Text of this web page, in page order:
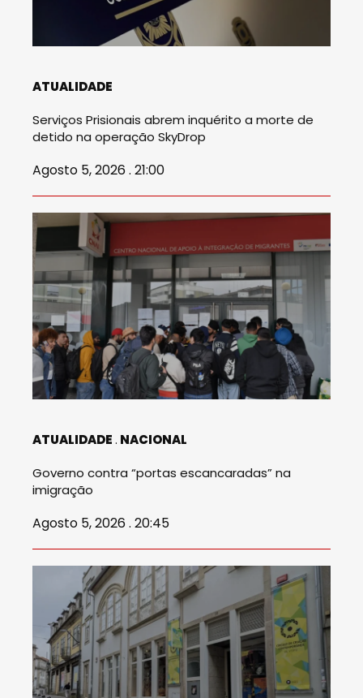
ATUALIDADE
Serviços Prisionais abrem inquérito a morte de
detido na operação SkyDrop
Agosto 5, 2026 . 21:00
ATUALIDADE NACIONAL
Governo contra “portas escancaradas” na
imigração
Agosto 5, 2026 . 20:45